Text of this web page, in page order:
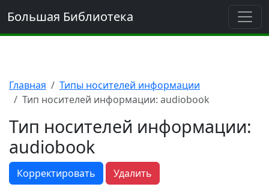
Большая Библиотека
Главная
Типы носителей информации
Тип носителей информации: audiobook
Тип носителей информации:
audiobook
Корректировать Удалить